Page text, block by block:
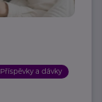
Příspěvky a dávky